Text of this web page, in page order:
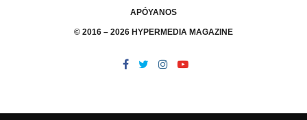
APÓYANOS
© 2016 – 2026 HYPERMEDIA MAGAZINE